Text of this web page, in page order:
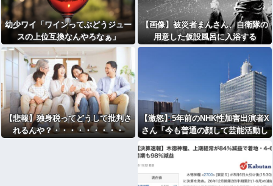
幼少ワイ「ワインってぶどうジュー
スの上位互換なんやろなぁ」
【画像】被災者まんさん、自衛隊の
用意した仮設風呂に入浴する
【悲報】独身税ってどうして批判さ
れるんや？・・・・・・・・・
【激怒】5年前のNHK性加害出演者X
さん「今も普通の顔して芸能活動し